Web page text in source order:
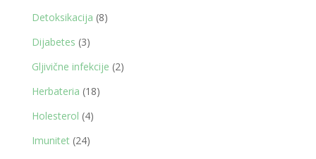
Detoksikacija 88
Dijabetes 33
proizvoda
Gljivične infekcije 22
Herbateria 1818
Holesterol 44
Imunitet 2424